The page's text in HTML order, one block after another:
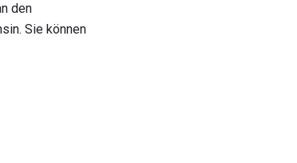
den
Sie können